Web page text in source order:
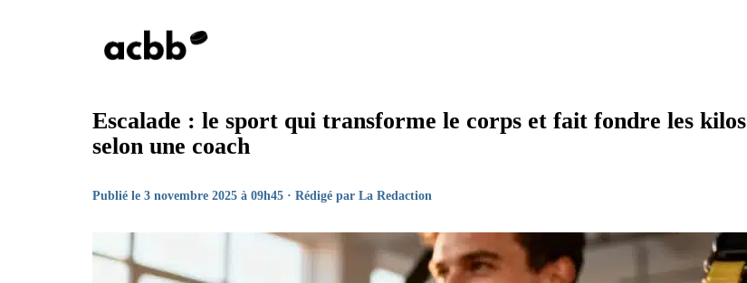
Escalade : le sport qui transforme le corps et fait fondre les kilos
selon une coach
Publié le 3 novembre 2025 à 09h45 · Rédigé par La Redaction